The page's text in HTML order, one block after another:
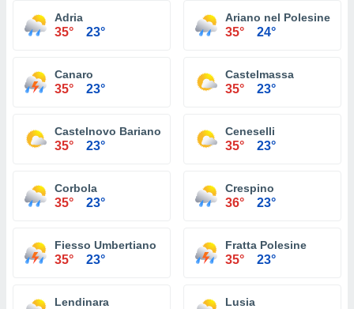
Adria
35° 23°
Ariano nel Polesine
35° 24°
Canaro
35° 23°
Castelmassa
35° 23°
Castelnovo Bariano
35° 23°
Ceneselli
35° 23°
Corbola
35° 23°
Crespino
36° 23°
Fiesso Umbertiano
35° 23°
Fratta Polesine
35° 23°
Lendinara Lusia